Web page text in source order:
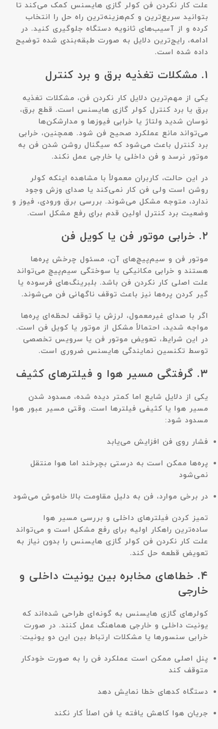
علت کار نکردن فن کولر گازی هایسنس کمک می‌کند تا
بتوانید سریع‌ترین و کم‌هزینه‌ترین راه حل را انتخاب
کرده و از آسیب‌های ثانویه دستگاه جلوگیری کنید. در
ادامه، رایج‌ترین دلایل به صورت طبقه‌بندی شده توضیح
داده شده است.
۱. مشکلات تغذیه برق و برد کنترل
یکی از مهم‌ترین دلایل کار نکردن فن، مشکلات تغذیه
برق یا برد کنترل کولر گازی هایسنس است. قطع برق،
نوسان شدید ولتاژ یا خرابی فیوزها و مدارشکن‌ها
می‌تواند مانع عملکرد صحیح فن شود. همچنین، خرابی
برد کنترل باعث می‌شود که سیگنال روشن شدن فن به
موتور نرسد و فن داخلی یا خارجی عمل نکند.
در این حالت، کاربران معمولاً با مشاهده اینکه کولر
روشن است ولی فن کار نمی‌کند یا صدای وزش وجود
ندارد، متوجه مشکل می‌شوند. بررسی برق ورودی، فیوز و
وضعیت برد کنترل اولین قدم برای رفع مشکل است.
۲. خرابی موتور فن یا کویل فن
موتور فن و سیم‌پیچ‌های آن، مسئول چرخش پره‌ها
هستند و خرابی مکانیکی یا سوختگی سیم‌پیچ می‌تواند
علت اصلی کار نکردن فن باشد. بلبرینگ‌های فرسوده یا
گیر کردن پره‌ها نیز باعث توقف ناگهانی فن می‌شوند.
اگر با صدای غیرمعمول، لرزش یا توقف لحظه‌ای پره‌ها
مواجه شدید، احتمالاً مشکل از موتور یا کویل فن است.
در این شرایط، تعویض موتور فن یا سرویس تخصصی
توسط تکنسین نمایندگی هایسنس ضروری است.
۳. گرفتگی مسیر هوا و فیلترهای کثیف
یکی از دلایل شایع اما کمتر دیده شده، مسدود شدن
مسیر هوا یا کثیفی فیلترها است. وقتی مسیر عبور هوا
مسدود شود:
فشار روی فن افزایش می‌یابد
پره‌ها ممکن است به درستی بچرخند اما هوا منتقل
نمی‌شود
در برخی موارد، فن به دلیل مقاومت بالا خاموش می‌شود
تمیز کردن فیلترهای داخلی و بررسی مسیر هوا
ساده‌ترین راهکار اولیه برای رفع مشکل است و می‌تواند
علت کار نکردن فن کولر گازی هایسنس را بدون نیاز به
تعویض قطعه حل کند.
۴. خطاهای مخابره بین یونیت داخلی و
خارجی
کولرهای گازی هایسنس به گونه‌ای طراحی شده‌اند که
یونیت داخلی و خارجی هماهنگ عمل کنند. در صورت
خرابی سنسورها یا مشکلات ارتباط بین این دو یونیت:
پنل اصلی ممکن است عملکرد فن را به صورت خودکار
متوقف کند
دستگاه کدهای خطا نمایش دهد
جریان هوا کاهش یافته یا فن اصلاً کار نکند